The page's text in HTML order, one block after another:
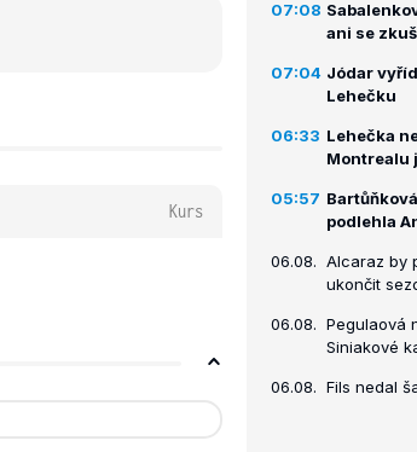
Kurs
07:08
ani se
07:04 Jódar
Lehečku
06:33 Lehečka
Montrealu
05:57
podlehla
06.08. Alcaraz by
ukončit
06.08. Pegulaová
Siniakové
06.08. Fils nedal